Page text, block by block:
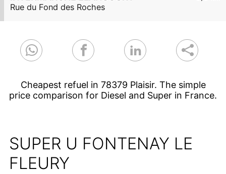
Rue du Fond des Roches
Cheapest refuel in 78379 Plaisir. The simple
price comparison for Diesel and Super in France.
SUPER U FONTENAY LE
FLEURY